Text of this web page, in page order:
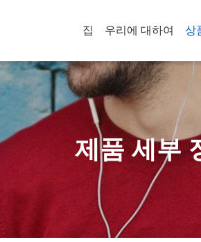
집 우리에 대하여 상
제품 세부